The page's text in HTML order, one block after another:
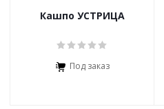
Кашпо УСТРИЦА
Под заказ